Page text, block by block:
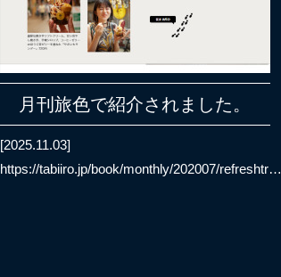
月刊旅色で紹介されました。
[2025.11.03]
https://tabiiro.jp/book/monthly/202007/refreshtr…